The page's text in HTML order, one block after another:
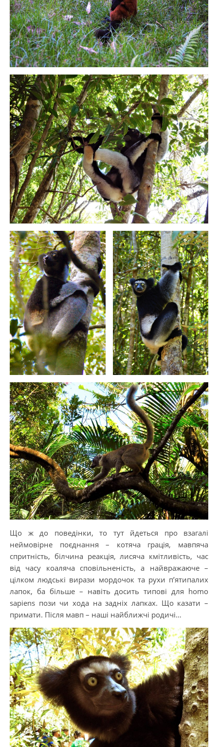
Що ж до поведінки, то тут йдеться про взагалі
неймовірне поєднання – котяча грація, мавпяча
спритність, білчина реакція, лисяча кмітливість, час
від часу коаляча сповільненість, а найвражаюче –
цілком людські вирази мордочок та рухи п’ятипалих
лапок, ба більше – навіть досить типові для homo
sapiens пози чи хода на задніх лапках. Що казати –
примати. Після мавп – наші найближчі родичі…